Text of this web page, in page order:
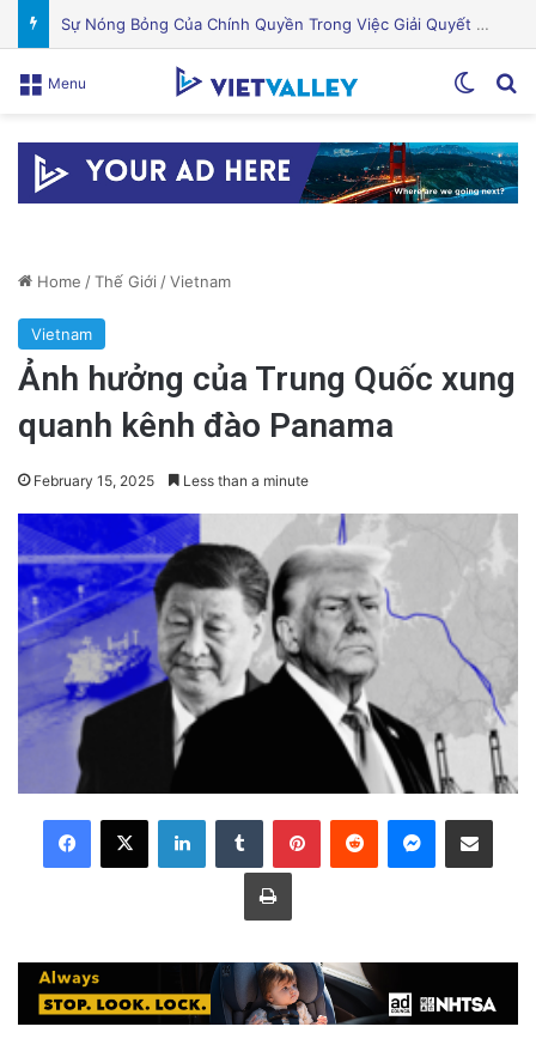
Khám Phá Máy Đào Hầm Nổ Đá Đầu Tiên Trên Thế Giới: Bước Đột Phá Trong Công Nghệ Xây Dựng
Menu
Home /Thế Giới /Vietnam
Vietnam
Ảnh hưởng của Trung Quốc xung
quanh kênh đào Panama
February 15, 2025 Less than a minute
LinkedInTumblr PinterestReddit Messenger
Share via Email
Print